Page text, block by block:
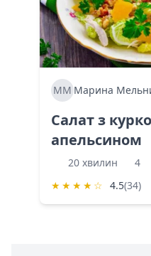
ММ Марина
Салат з
апельсином
20 хвилин
4
★ ★ ★ ★ ☆ 4.5(34)